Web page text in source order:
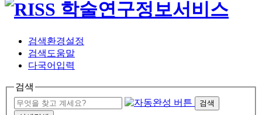
검색환경설정
검색도움말
다국어입력
검색
검색